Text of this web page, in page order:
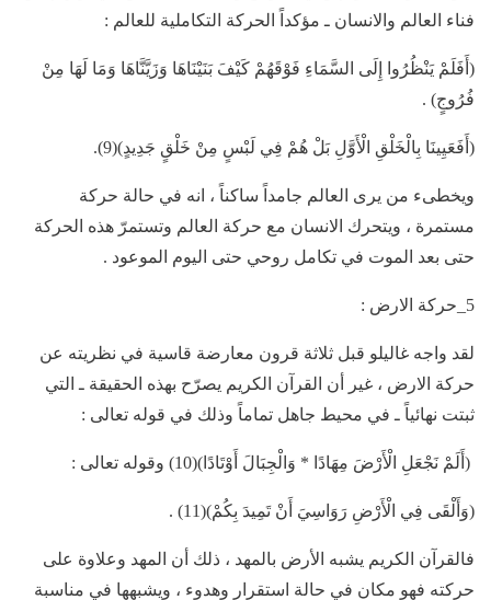
فناء العالم والانسان ـ مؤكداً الحركة التكاملية للعالم :
(أَفَلَمْ يَنْظُرُوا إِلَى السَّمَاءِ فَوْقَهُمْ كَيْفَ بَنَيْنَاهَا وَزَيَّنَّاهَا وَمَا لَهَا مِنْ
فُرُوجٍ) .
(أَفَعَيِينَا بِالْخَلْقِ الْأَوَّلِ بَلْ هُمْ فِي لَبْسٍ مِنْ خَلْقٍ جَدِيدٍ)(9).
ويخطىء من يرى العالم جامداً ساكناً ، انه في حالة حركة
مستمرة ، ويتحرك الانسان مع حركة العالم وتستمرّ هذه الحركة
حتى بعد الموت في تكامل روحي حتى اليوم الموعود .
5_حركة الارض :
لقد واجه غاليلو قبل ثلاثة قرون معارضة قاسية في نظريته عن
حركة الارض ، غير أن القرآن الكريم يصرّح بهذه الحقيقة ـ التي
ثبتت نهائياً ـ في محيط جاهل تماماً وذلك في قوله تعالى :
(أَلَمْ نَجْعَلِ الْأَرْضَ مِهَادًا * وَالْجِبَالَ أَوْتَادًا)(10) وقوله تعالى :
(وَأَلْقَى فِي الْأَرْضِ رَوَاسِيَ أَنْ تَمِيدَ بِكُمْ)(11) .
فالقرآن الكريم يشبه الأرض بالمهد ، ذلك أن المهد وعلاوة على
حركته فهو مكان في حالة استقرار وهدوء ، ويشبهها في مناسبة